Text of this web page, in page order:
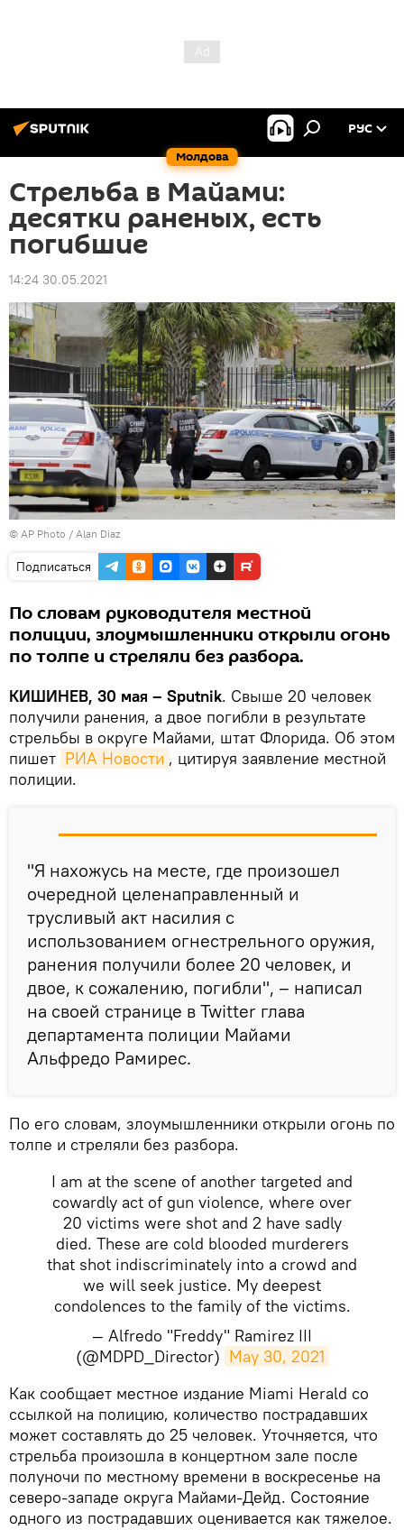
Молдова
РУС
Стрельба в Майами:
десятки раненых, есть
погибшие
14:24 30.05.2021
© AP Photo / Alan Diaz
Подписаться
По словам руководителя местной
полиции, злоумышленники открыли огонь
по толпе и стреляли без разбора.
КИШИНЕВ, 30 мая – Sputnik. Свыше 20 человек
получили ранения, а двое погибли в результате
стрельбы в округе Майами, штат Флорида. Об этом
пишет РИА Новости , цитируя заявление местной
полиции.
"Я нахожусь на месте, где произошел
очередной целенаправленный и
трусливый акт насилия с
использованием огнестрельного оружия,
ранения получили более 20 человек, и
двое, к сожалению, погибли", – написал
на своей странице в Twitter глава
департамента полиции Майами
Альфредо Рамирес.
По его словам, злоумышленники открыли огонь по
толпе и стреляли без разбора.
I am at the scene of another targeted and
cowardly act of gun violence, where over
20 victims were shot and 2 have sadly
died. These are cold blooded murderers
that shot indiscriminately into a crowd and
we will seek justice. My deepest
condolences to the family of the victims.
— Alfredo "Freddy" Ramirez III
(@MDPD_Director) May 30, 2021
Как сообщает местное издание Miami Herald со
ссылкой на полицию, количество пострадавших
может составлять до 25 человек. Уточняется, что
стрельба произошла в концертном зале после
полуночи по местному времени в воскресенье на
северо-западе округа Майами-Дейд. Состояние
одного из пострадавших оценивается как тяжелое.